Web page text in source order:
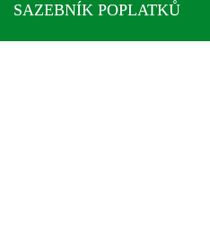
SAZEBNÍK POPLATKŮ